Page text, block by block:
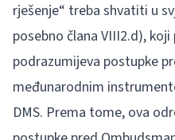
rješenje“ treba shvatiti u
posebno člana VIII2.d),
podrazumijeva postupke
međunarodnim
DMS. Prema tome, ova